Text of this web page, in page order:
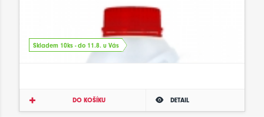
Skladem 10ks - do 11.8. u Vás
DO KOŠÍKU DETAIL